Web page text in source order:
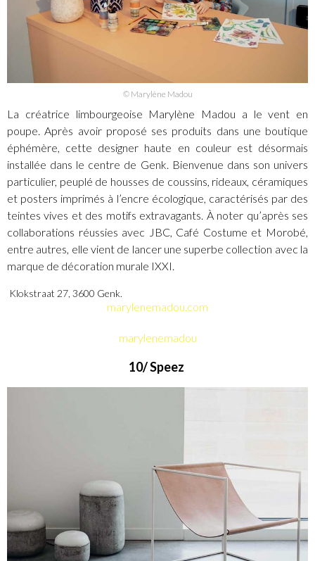
© Marylène Madou
La créatrice limbourgeoise Marylène Madou a le vent en
poupe. Après avoir proposé ses produits dans une boutique
éphémère, cette designer haute en couleur est désormais
installée dans le centre de Genk. Bienvenue dans son univers
particulier, peuplé de housses de coussins, rideaux, céramiques
et posters imprimés à l’encre écologique, caractérisés par des
teintes vives et des motifs extravagants. À noter qu’après ses
collaborations réussies avec JBC, Café Costume et Morobé,
entre autres, elle vient de lancer une superbe collection avec la
marque de décoration murale IXXI.
Klokstraat 27, 3600 Genk.
marylenemadou.com
marylenemadou
10/ Speez